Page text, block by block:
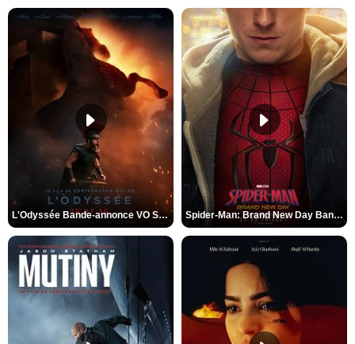
L'Odyssée Bande-annonce VO STFR Spider-Man: Brand New Day Bande-annonce VO STFR